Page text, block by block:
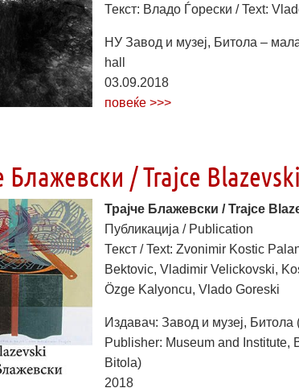
Текст: Владо Ѓорески / Text:
НУ Завод и музеј, Битола –
hall
03.09.2018
повеќе >>>
Блажевски / Trajce Blazevski
Трајче Блажевски / Trajce
Публикација / Publication
Текст / Text: Zvonimir Kostic
Bektovic, Vladimir Velickovski,
Özge Kalyoncu, Vlado Goreski
Издавач: Завод и музеј,
Publisher: Museum and Institute,
Bitola)
2018